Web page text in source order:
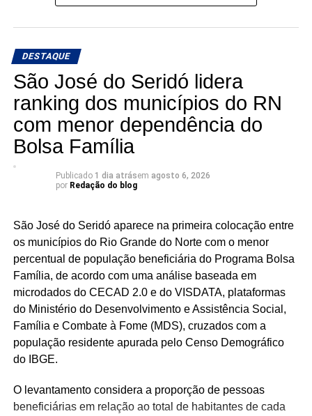
Os três possuem bases e estruturas eleitorais importantes
e chegam à reta da pré-campanha buscando garantir um
potencial para fazer sete cadeiras, a briga pela última
vaga promete ser uma das mais acirradas da eleição para
a ALRN em 2026
DESTAQUE
São José do Seridó lidera
ranking dos municípios do RN
com menor dependência do
Bolsa Família
Publicado 1 dia atrásem agosto 6, 2026
por Redação do blog
São José do Seridó aparece na primeira colocação entre
os municípios do Rio Grande do Norte com o menor
percentual de população beneficiária do Programa Bolsa
Família, de acordo com uma análise baseada em
microdados do CECAD 2.0 e do VISDATA, plataformas
do Ministério do Desenvolvimento e Assistência Social,
Família e Combate à Fome (MDS), cruzados com a
população residente apurada pelo Censo Demográfico
do IBGE.
O levantamento considera a proporção de pessoas
beneficiárias em relação ao total de habitantes de cada